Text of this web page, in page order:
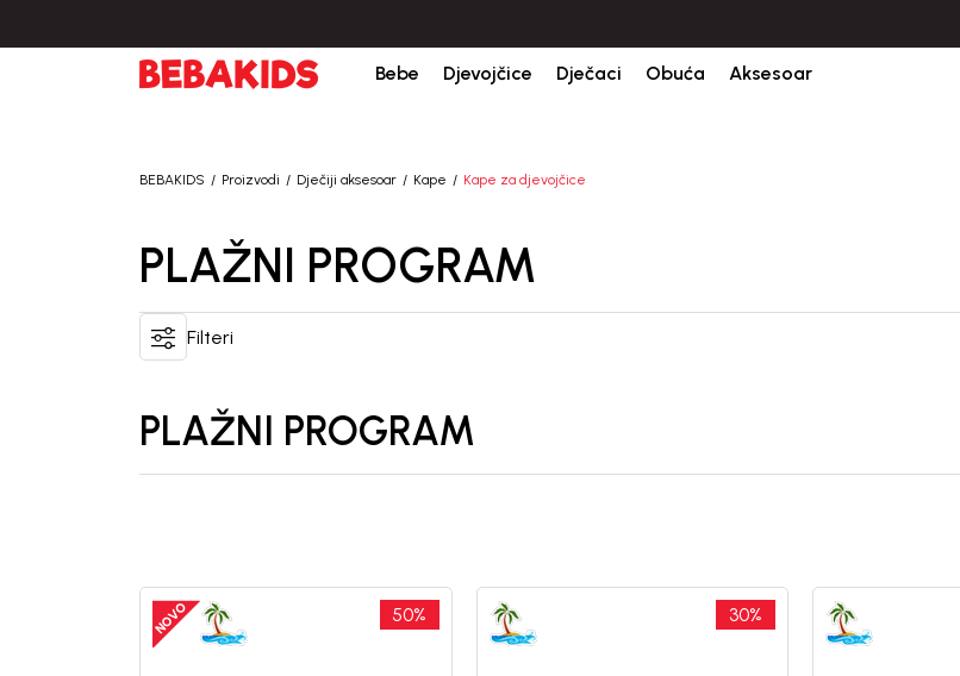
Bebe Djevojčice Dječaci Obuća Aksesoar
BEBAKIDS Proizvodi Dječiji aksesoar Kape Kape za djevojčice
PLAŽNI PROGRAM
Filteri
PLAŽNI PROGRAM
50% 30%